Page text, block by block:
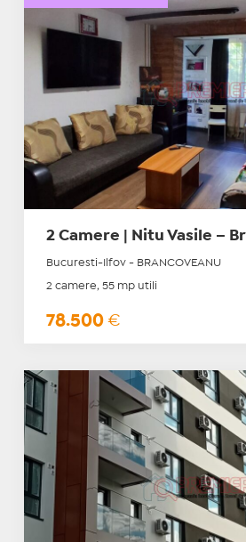
2 Camere | Nitu Vasile –
Bucuresti-Ilfov - BRANCOVEANU
2 camere, 55 mp utili
78.500 €